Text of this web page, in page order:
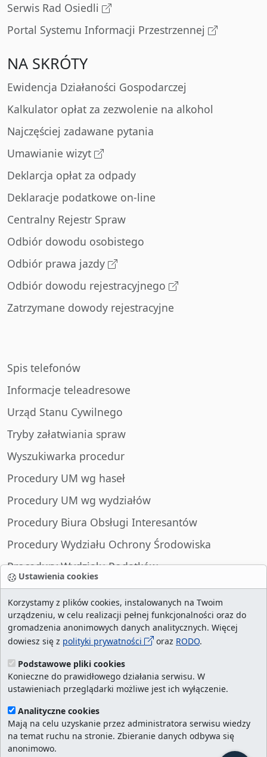
Ustawienia cookies
Korzystamy z plików cookies, instalowanych na Twoim
urządzeniu, w celu realizacji pełnej funkcjonalności oraz do
gromadzenia anonimowych danych analitycznych. Więcej
dowiesz się z polityki prywatności oraz RODO.
Podstawowe pliki cookies
Konieczne do prawidłowego działania serwisu. W
ustawieniach przeglądarki możliwe jest ich wyłączenie.
Analityczne cookies
Mają na celu uzyskanie przez administratora serwisu wiedzy
na temat ruchu na stronie. Zbieranie danych odbywa się
anonimowo.
Serwis Rad Osiedli
Portal Systemu Informacji Przestrzennej
NA SKRÓTY
Ewidencja Działaności Gospodarczej
Kalkulator opłat za zezwolenie na alkohol
Najczęściej zadawane pytania
Umawianie wizyt
Deklarcja opłat za odpady
Deklaracje podatkowe on-line
Centralny Rejestr Spraw
Odbiór dowodu osobistego
Odbiór prawa jazdy
Odbiór dowodu rejestracyjnego
Zatrzymane dowody rejestracyjne
Spis telefonów
Informacje teleadresowe
Urząd Stanu Cywilnego
Tryby załatwiania spraw
Wyszukiwarka procedur
Procedury UM wg haseł
Procedury UM wg wydziałów
Procedury Biura Obsługi Interesantów
Procedury Wydziału Ochrony Środowiska
Procedury Wydziału Podatków
Procedury Wydziału Spraw Obywatelskich
liczba wizyt:28988071/ aktualna strona:
najczęściej odwiedzane strony
cookies
Urząd Miasta Szczecin. Portal eurzad.szczecin.pl
jest integralną częścią Biuletynu Informacji
Publicznej Urzędu Miasta Szczecin.
Kontakt:
ekancelaria@um.szczecin.pl